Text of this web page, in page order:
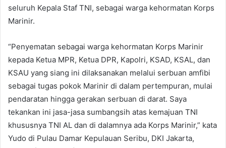
seluruh Kepala Staf TNI, sebagai warga kehormatan Korps
Marinir.
“Penyematan sebagai warga kehormatan Korps Marinir
kepada Ketua MPR, Ketua DPR, Kapolri, KSAD, KSAL, dan
KSAU yang siang ini dilaksanakan melalui serbuan amfibi
sebagai tugas pokok Marinir di dalam pertempuran, mulai
pendaratan hingga gerakan serbuan di darat. Saya
tekankan ini jasa-jasa sumbangsih atas kemajuan TNI
khususnya TNI AL dan di dalamnya ada Korps Marinir,” kata
Yudo di Pulau Damar Kepulauan Seribu, DKI Jakarta,